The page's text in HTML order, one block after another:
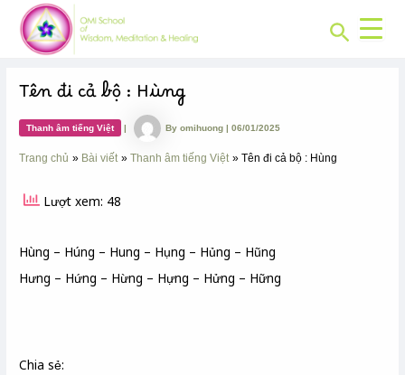
content
Search
Tên đi cả bộ : Hùng
Thanh âm tiếng Việt | Byomihuong|06/01/2025
Trang chủ Bài viết Thanh âm tiếng Việt Tên đi cả bộ : Hùng
Lượt xem: 48
Hùng – Húng – Hung – Hụng – Hủng – Hũng
Hưng – Hứng – Hừng – Hựng – Hửng – Hững
Chia sẻ:
Post
navigation
CHUYÊN
MỤC: